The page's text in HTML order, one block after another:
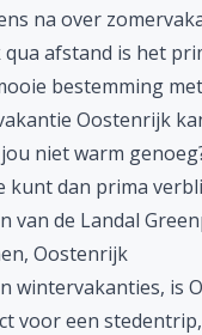
na over
afstand is het
bestemming
Oostenrijk
niet warm
kunt dan prima
van de Landal
Oostenrijk
wintervakanties, is
voor een